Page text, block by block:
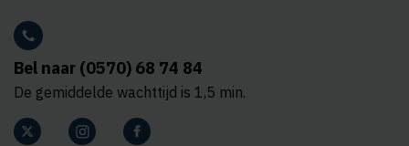
Bel naar (0570) 68 74 84
De gemiddelde wachttijd is 1,5 min.